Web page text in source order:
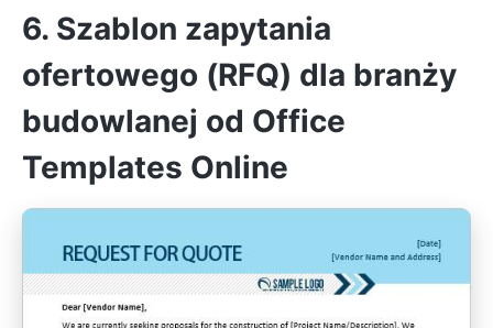
6. Szablon zapytania
ofertowego (RFQ) dla branży
budowlanej od Office
Templates Online